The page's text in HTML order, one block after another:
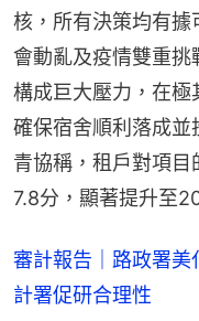
核，所有決策均有據
會動亂及疫情雙重挑
構成巨大壓力，在極
確保宿舍順利落成並
青協稱，租戶對項
7.8分，顯著提升至
審計報告｜路政署
計署促研合理性